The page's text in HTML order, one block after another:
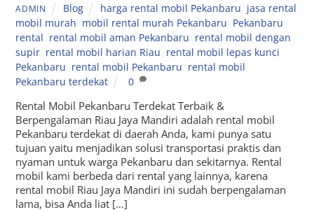
ADMIN Blog harga rental mobil Pekanbaru jasa rental
mobil murah mobil rental murah Pekanbaru Pekanbaru
rental rental mobil aman Pekanbaru rental mobil dengan
supir rental mobil harian Riau rental mobil lepas kunci
Pekanbaru rental mobil Pekanbaru rental mobil
Pekanbaru terdekat
0
Rental Mobil Pekanbaru Terdekat Terbaik &
Berpengalaman Riau Jaya Mandiri adalah rental mobil
Pekanbaru terdekat di daerah Anda, kami punya satu
tujuan yaitu menjadikan solusi transportasi praktis dan
nyaman untuk warga Pekanbaru dan sekitarnya. Rental
mobil kami berbeda dari rental yang lainnya, karena
rental mobil Riau Jaya Mandiri ini sudah berpengalaman
lama, bisa Anda liat […]